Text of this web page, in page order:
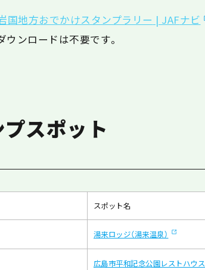
国地方おでかけスタンプラリー | JAFナビ
ンロードは不要です。
スポット
スポット名
湯来ロッジ（湯来温泉）
広島市平和記念公園レストハウス